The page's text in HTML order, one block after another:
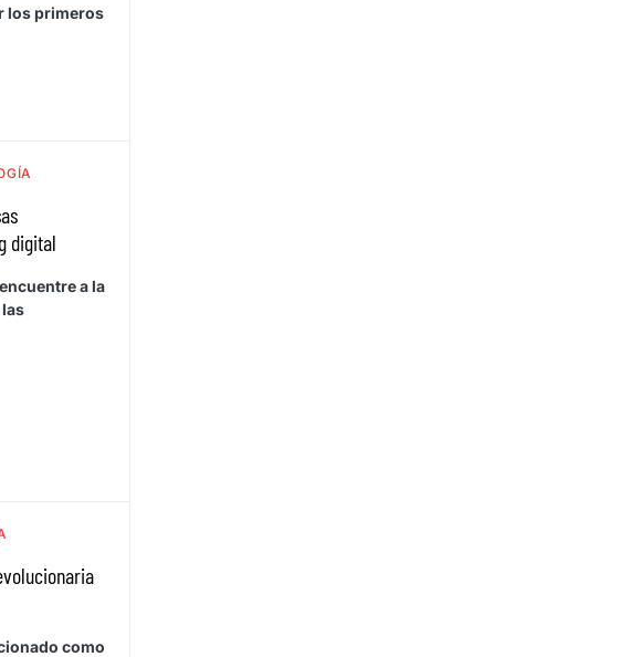
los primeros
digital
a la
como